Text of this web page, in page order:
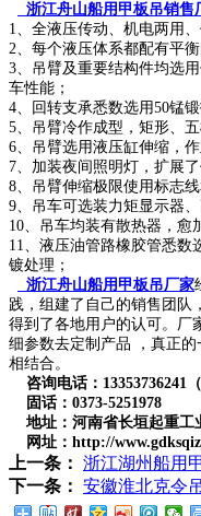
浙江舟山船用甲板吊销售
1、全液压传动、机电两用
2、每个液压体系都配有平
3、吊臂及重要结构件均选
车性能；
4、回转支承悉数选用50锰锻
5、吊臂冷作成型，矩形、
6、吊臂选用液压缸伸缩，
7、加装夜间照明灯，扩展了
8、吊臂伸缩极限使用标志
9、吊车可选装力矩显示器、
10、吊车均装有散热器，愈
11、液压油管路橡胶管悉数
镀处理；
浙江舟山船用甲板吊厂家
践，组建了自己的销售团队
得到了各地用户的认可。厂
细参数去定制产品 ，真正
相结合。
咨询电话：13353736241（
固话：0373-5251978
地址：河南省长垣起重工
网址：http://
上一条： 浙江湖州船用
下一条： 安徽淮北克令